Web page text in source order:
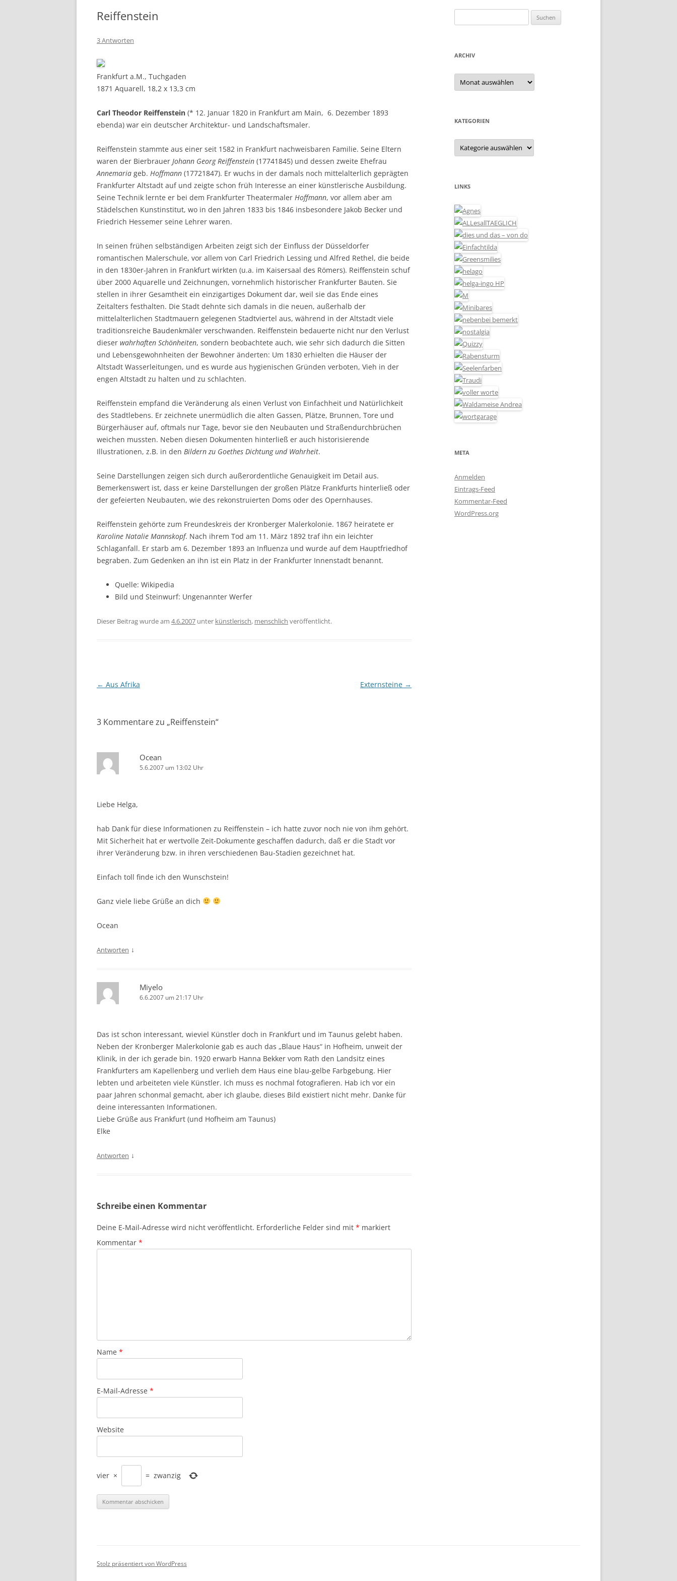
Reiffenstein
3 Antworten
Frankfurt a.M., Tuchgaden
1871 Aquarell, 18,2 x 13,3 cm
Carl Theodor Reiffenstein (* 12. Januar 1820 in Frankfurt am Main,  6. Dezember 1893
ebenda) war ein deutscher Architektur- und Landschaftsmaler.
Reiffenstein stammte aus einer seit 1582 in Frankfurt nachweisbaren Familie. Seine Eltern
waren der Bierbrauer Johann Georg Reiffenstein (17741845) und dessen zweite Ehefrau
Annemaria geb. Hoffmann (17721847). Er wuchs in der damals noch mittelalterlich geprägten
Frankfurter Altstadt auf und zeigte schon früh Interesse an einer künstlerische Ausbildung.
Seine Technik lernte er bei dem Frankfurter Theatermaler Hoffmann, vor allem aber am
Städelschen Kunstinstitut, wo in den Jahren 1833 bis 1846 insbesondere Jakob Becker und
Friedrich Hessemer seine Lehrer waren.
In seinen frühen selbständigen Arbeiten zeigt sich der Einfluss der Düsseldorfer
romantischen Malerschule, vor allem von Carl Friedrich Lessing und Alfred Rethel, die beide
in den 1830er-Jahren in Frankfurt wirkten (u.a. im Kaisersaal des Römers). Reiffenstein schuf
über 2000 Aquarelle und Zeichnungen, vornehmlich historischer Frankfurter Bauten. Sie
stellen in ihrer Gesamtheit ein einzigartiges Dokument dar, weil sie das Ende eines
Zeitalters festhalten. Die Stadt dehnte sich damals in die neuen, außerhalb der
mittelalterlichen Stadtmauern gelegenen Stadtviertel aus, während in der Altstadt viele
traditionsreiche Baudenkmäler verschwanden. Reiffenstein bedauerte nicht nur den Verlust
dieser wahrhaften Schönheiten, sondern beobachtete auch, wie sehr sich dadurch die Sitten
und Lebensgewohnheiten der Bewohner änderten: Um 1830 erhielten die Häuser der
Altstadt Wasserleitungen, und es wurde aus hygienischen Gründen verboten, Vieh in der
engen Altstadt zu halten und zu schlachten.
Reiffenstein empfand die Veränderung als einen Verlust von Einfachheit und Natürlichkeit
des Stadtlebens. Er zeichnete unermüdlich die alten Gassen, Plätze, Brunnen, Tore und
Bürgerhäuser auf, oftmals nur Tage, bevor sie den Neubauten und Straßendurchbrüchen
weichen mussten. Neben diesen Dokumenten hinterließ er auch historisierende
Illustrationen, z.B. in den Bildern zu Goethes Dichtung und Wahrheit.
Seine Darstellungen zeigen sich durch außerordentliche Genauigkeit im Detail aus.
Bemerkenswert ist, dass er keine Darstellungen der großen Plätze Frankfurts hinterließ oder
der gefeierten Neubauten, wie des rekonstruierten Doms oder des Opernhauses.
Reiffenstein gehörte zum Freundeskreis der Kronberger Malerkolonie. 1867 heiratete er
Karoline Natalie Mannskopf. Nach ihrem Tod am 11. März 1892 traf ihn ein leichter
Schlaganfall. Er starb am 6. Dezember 1893 an Influenza und wurde auf dem Hauptfriedhof
begraben. Zum Gedenken an ihn ist ein Platz in der Frankfurter Innenstadt benannt.
Quelle: Wikipedia
Bild und Steinwurf: Ungenannter Werfer
Dieser Beitrag wurde am 4.6.2007 unter künstlerisch, menschlich veröffentlicht.
Beitragsnavigation
← Aus Afrika Externsteine →
3 Kommentare zu „Reiffenstein“
Ocean
5.6.2007 um 13:02 Uhr
Liebe Helga,
hab Dank für diese Informationen zu Reiffenstein – ich hatte zuvor noch nie von ihm gehört.
Mit Sicherheit hat er wertvolle Zeit-Dokumente geschaffen dadurch, daß er die Stadt vor
ihrer Veränderung bzw. in ihren verschiedenen Bau-Stadien gezeichnet hat.
Einfach toll finde ich den Wunschstein!
Ganz viele liebe Grüße an dich
Ocean
Antworten ↓
Miyelo
6.6.2007 um 21:17 Uhr
Das ist schon interessant, wieviel Künstler doch in Frankfurt und im Taunus gelebt haben.
Neben der Kronberger Malerkolonie gab es auch das „Blaue Haus“ in Hofheim, unweit der
Klinik, in der ich gerade bin. 1920 erwarb Hanna Bekker vom Rath den Landsitz eines
Frankfurters am Kapellenberg und verlieh dem Haus eine blau-gelbe Farbgebung. Hier
lebten und arbeiteten viele Künstler. Ich muss es nochmal fotografieren. Hab ich vor ein
paar Jahren schonmal gemacht, aber ich glaube, dieses Bild existiert nicht mehr. Danke für
deine interessanten Informationen.
Liebe Grüße aus Frankfurt (und Hofheim am Taunus)
Elke
Antworten ↓
Schreibe einen Kommentar
Deine E-Mail-Adresse wird nicht veröffentlicht. Erforderliche Felder sind mit * markiert
Kommentar *
Name *
E-Mail-Adresse *
Website
vier × = zwanzig
nach:
ARCHIV
Archiv
KATEGORIEN
Kategorien
LINKS
META
Anmelden
Eintrags-Feed
Kommentar-Feed
WordPress.org
Stolz präsentiert von WordPress